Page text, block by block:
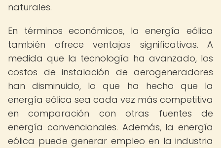
naturales.
En términos económicos, la energía eólica
también ofrece ventajas significativas. A
medida que la tecnología ha avanzado, los
costos de instalación de aerogeneradores
han disminuido, lo que ha hecho que la
energía eólica sea cada vez más competitiva
en comparación con otras fuentes de
energía convencionales. Además, la energía
eólica puede generar empleo en la industria